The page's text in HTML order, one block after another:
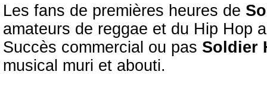
Les fans de premières heures de
amateurs de reggae et du Hip Hop
Succès commercial ou pas Soldier
musical muri et abouti.